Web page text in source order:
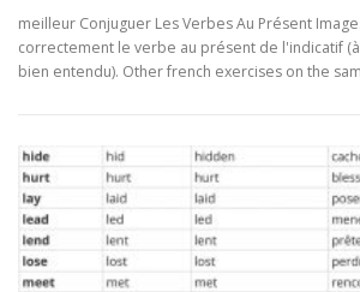
meilleur Conjuguer Les Verbes Au Présent
correctement le verbe au présent de l'indicatif
bien entendu). Other french exercises on the